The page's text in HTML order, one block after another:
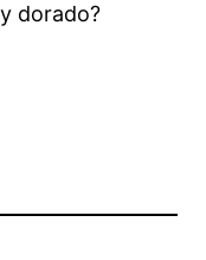
dorado?